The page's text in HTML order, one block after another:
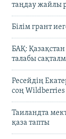
таңдау жайлы
Білім грант
БАҚ:
талабы
Ресейдің
соң
Таиландта
қаза тапты